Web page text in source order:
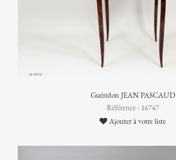
Guéridon JEAN PASCAUD
Référence : 16747
Ajouter à votre liste